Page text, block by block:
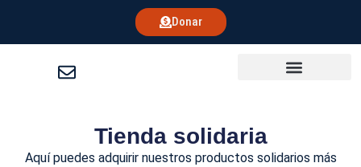
Donar
Tienda solidaria
Aquí puedes adquirir nuestros productos solidarios más